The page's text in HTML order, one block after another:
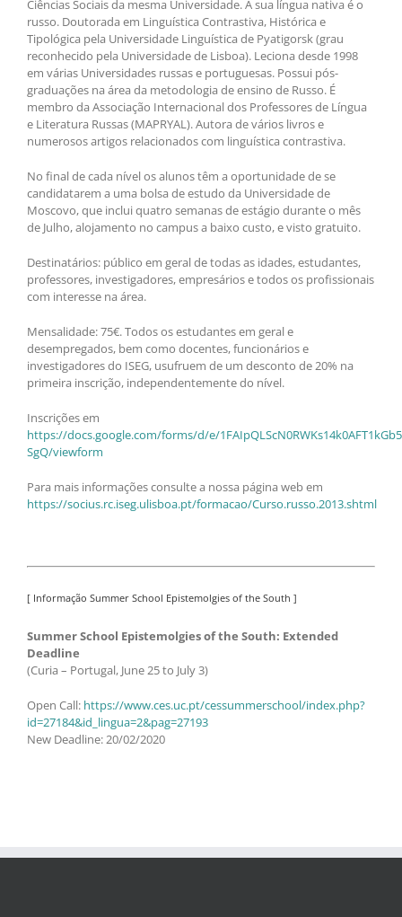
Ciências Sociais da mesma Universidade. A sua língua nativa é o
russo. Doutorada em Linguística Contrastiva, Histórica e
Tipológica pela Universidade Linguística de Pyatigorsk (grau
reconhecido pela Universidade de Lisboa). Leciona desde 1998
em várias Universidades russas e portuguesas. Possui pós-
graduações na área da metodologia de ensino de Russo. É
membro da Associação Internacional dos Professores de Língua
e Literatura Russas (MAPRYAL). Autora de vários livros e
numerosos artigos relacionados com linguística contrastiva.
No final de cada nível os alunos têm a oportunidade de se
candidatarem a uma bolsa de estudo da Universidade de
Moscovo, que inclui quatro semanas de estágio durante o mês
de Julho, alojamento no campus a baixo custo, e visto gratuito.
Destinatários: público em geral de todas as idades, estudantes,
professores, investigadores, empresários e todos os profissionais
com interesse na área.
Mensalidade: 75€. Todos os estudantes em geral e
desempregados, bem como docentes, funcionários e
investigadores do ISEG, usufruem de um desconto de 20% na
primeira inscrição, independentemente do nível.
Inscrições em
https://docs.google.com/forms/d/e/
SgQ/viewform
Para mais informações consulte a nossa página web em
https://socius.rc.iseg.ulisboa.pt/formacao/Curso.russo.2013.shtml
[ Informação Summer School Epistemolgies of the South ]
Summer School Epistemolgies of the South: Extended
Deadline
(Curia – Portugal, June 25 to July 3)
Open Call: https://www.ces.uc.pt/cessummerschool/index.php?
id=27184&id_lingua=2&pag=27193
New Deadline: 20/02/2020